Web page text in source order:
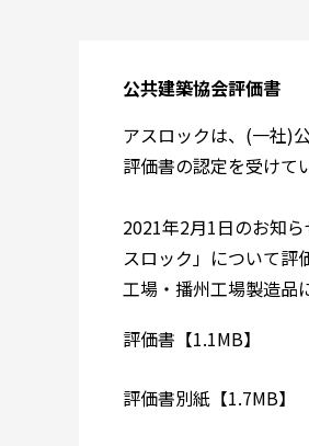
公共建築協会評価書
アスロックは、(一社)
評価書の認定を受けて
2021年2月1日のお知
スロック」について評
工場・播州工場製造品
評価書【1.1MB】
評価書別紙【1.7MB】